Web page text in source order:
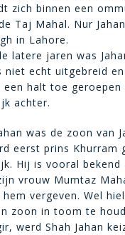
zich binnen een
Taj Mahal. Nur
in Lahore.
latere jaren was
echt uitgebreid
halt toe
achter.
was de zoon van
eerst prins Khurram
Hij is vooral
vrouw Mumtaz
vergeven. Wel
zoon in toom te
werd Shah Jahan